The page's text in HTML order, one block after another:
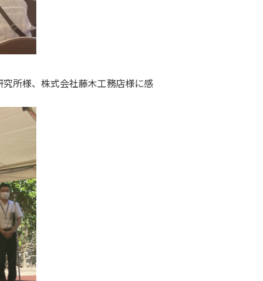
所様、株式会社藤木工務店様に感